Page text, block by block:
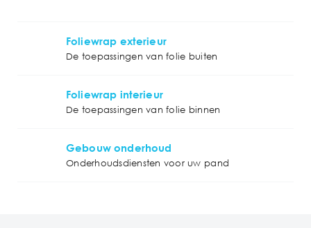
Foliewrap exterieur
De toepassingen van folie buiten
Foliewrap interieur
De toepassingen van folie binnen
Gebouw onderhoud
Onderhoudsdiensten voor uw pand